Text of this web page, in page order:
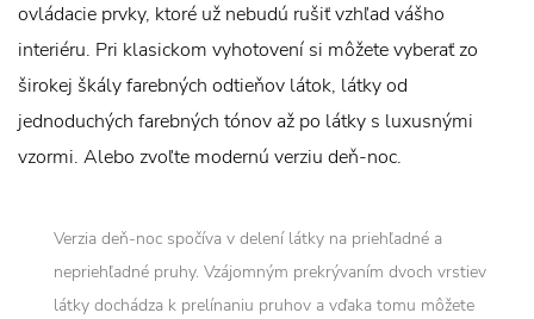
ovládacie prvky, ktoré už nebudú rušiť vzhľad vášho
interiéru. Pri klasickom vyhotovení si môžete vyberať zo
širokej škály farebných odtieňov látok, látky od
jednoduchých farebných tónov až po látky s luxusnými
vzormi. Alebo zvoľte modernú verziu deň-noc.
Verzia deň-noc spočíva v delení látky na priehľadné a
nepriehľadné pruhy. Vzájomným prekrývaním dvoch vrstiev
látky dochádza k prelínaniu pruhov a vďaka tomu môžete